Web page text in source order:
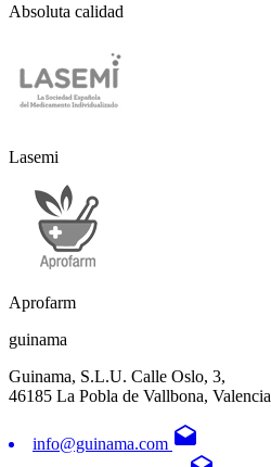
Absoluta calidad
Lasemi
Aprofarm
guinama
Guinama, S.L.U. Calle Oslo, 3,
46185 La Pobla de Vallbona, Valencia
info@guinama.com drafts